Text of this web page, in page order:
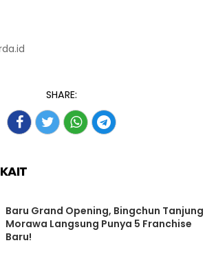
SHARE:
‎Baru Grand Opening, Bingchun Tanjung
Morawa Langsung Punya 5 Franchise